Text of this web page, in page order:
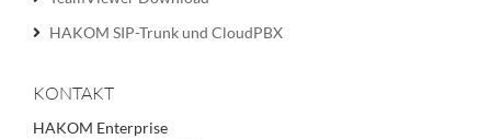
HAKOM SIP-Trunk und CloudPBX
KONTAKT
HAKOM Enterprise